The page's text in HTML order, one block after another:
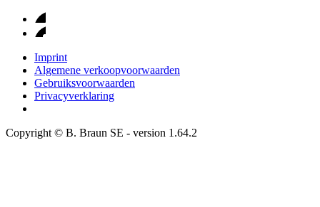
Imprint
Algemene verkoopvoorwaarden
Gebruiksvoorwaarden
Privacyverklaring
Copyright © B. Braun SE - version 1.64.2